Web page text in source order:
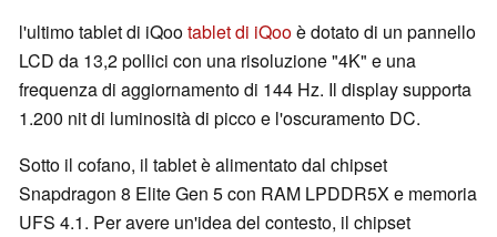
l'ultimo tablet di iQootablet di iQooè dotato di un pannello
LCD da 13,2 pollici con una risoluzione "4K" e una
frequenza di aggiornamento di 144 Hz. Il display supporta
1.200 nit di luminosità di picco e l'oscuramento DC.
Sotto il cofano, il tablet è alimentato dal chipset
Snapdragon 8 Elite Gen 5 con RAM LPDDR5X e memoria
UFS 4.1. Per avere un'idea del contesto, il chipset